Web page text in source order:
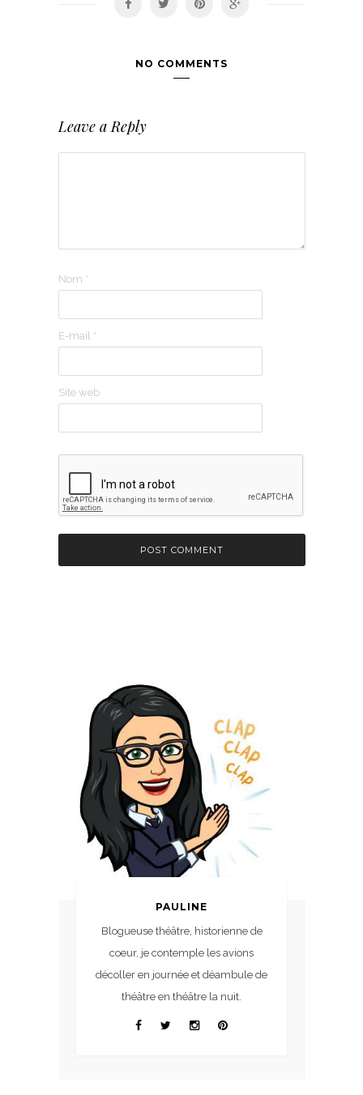
NO COMMENTS
Leave a Reply
Nom *
E-mail *
Site web
PAULINE
Blogueuse théâtre, historienne de
coeur, je contemple les avions
décoller en journée et déambule de
théâtre en théâtre la nuit.